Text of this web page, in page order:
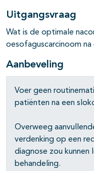
open- en
Uitgangsvraag
Wat is de optimale
oesofaguscarcinoom
Aanbeveling
Voer geen
patiënten na een
Overweeg
verdenking op een
diagnose zou
behandeling.